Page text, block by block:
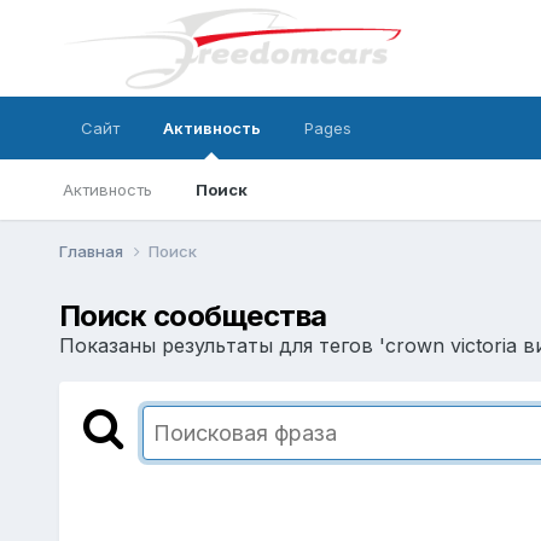
Сайт Активность
Активность Поиск
Pages
Главная Поиск
Поиск сообщества
Показаны результаты для тегов 'crown victoria